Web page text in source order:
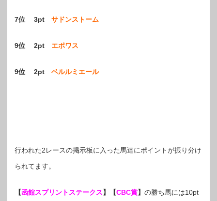
7位 3pt サドンストーム
9位 2pt エポワス
9位 2pt ベルルミエール
行われた2レースの掲示板に入った馬達にポイントが振り分け
られてます。
【函館スプリントステークス】【CBC賞】 の勝ち馬には10pt